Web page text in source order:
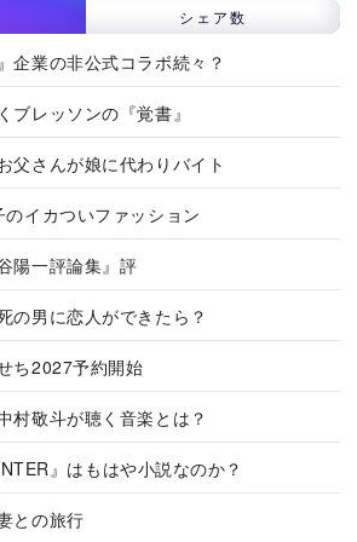
シェア数
企業の非公式コラボ続々？
ブレッソンの『覚書』
父さんが娘に代わりバイト
のイカついファッション
陽一評論集』評
の男に恋人ができたら？
ち2027予約開始
村敬斗が聴く音楽とは？
』はもはや小説なのか？
との旅行